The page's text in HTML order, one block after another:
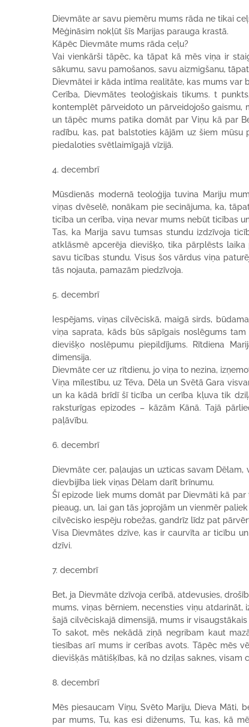
Dievmāte ar savu piemēru mums rāda ne tikai
Mēģināsim nokļūt šīs Marijas parauga krastā.
Kāpēc Dievmāte mums rāda ceļu?
Vai vienkārši tāpēc, ka tāpat kā mēs viņa ir
sākumu, savu pamošanos, savu aizmigšanu,
Dievmātei ir kāda intīma realitāte, kas mums var
Cerība, Dievmātes teoloģiskais tikums. t
kontemplēt pārveidoto un pārveidojošo gaismu,
un tāpēc mums patika domāt par Viņu kā par
radību, kas, pat balstoties kājām uz šiem
piedaloties svētlaimīgajā vīzijā.
4. decembrī
Mūsdienās modernā teoloģija tuvina Mariju
viņas dvēselē, nonākam pie secinājuma, ka,
ticība un cerība, viņa nevar mums nebūt ticības
Tas, ka Marija savu tumsas stundu izdzīvoja
atklāsmē apcerēja dievišķo, tika pārplēsts
savu ticības stundu. Visus šos vārdus viņa
tās nojauta, pamazām piedzīvoja.
5. decembrī
Iespējams, viņas cilvēciskā, maigā sirds,
viņa saprata, kāds būs sāpīgais noslēgums
dievišķo noslēpumu piepildījums. Rītdiena
dimensija.
Dievmāte cer uz rītdienu, jo viņa to nezina,
Viņa mīlestību, uz Tēva, Dēla un Svētā Gara
un ka kādā brīdī šī ticība un cerība kļuva tik
raksturīgas epizodes – kāzām Kānā. Tajā
paļāvību.
6. decembrī
Dievmāte cer, paļaujas un uzticas savam
dievbijība liek viņas Dēlam darīt brīnumu.
Šī epizode liek mums domāt par Dievmāti kā
pieaug, un, lai gan tās joprojām un vienmēr
cilvēcisko iespēju robežas, gandrīz līdz pat
Visa Dievmātes dzīve, kas ir caurvīta ar ticību
dzīvi.
7. decembrī
Bet, ja Dievmāte dzīvoja cerībā, atdevusies,
mums, viņas bērniem, necensties viņu
šajā cilvēciskajā dimensijā, mums ir
To sakot, mēs nekādā ziņā negribam kaut
tiesības arī mums ir cerības avots. Tāpēc mēs
dievišķās mātišķības, kā no dziļas saknes, visam
8. decembrī
Mēs piesaucam Viņu, Svēto Mariju, Dieva Māti,
par mums, Tu, kas esi diženums, Tu, kas, kā